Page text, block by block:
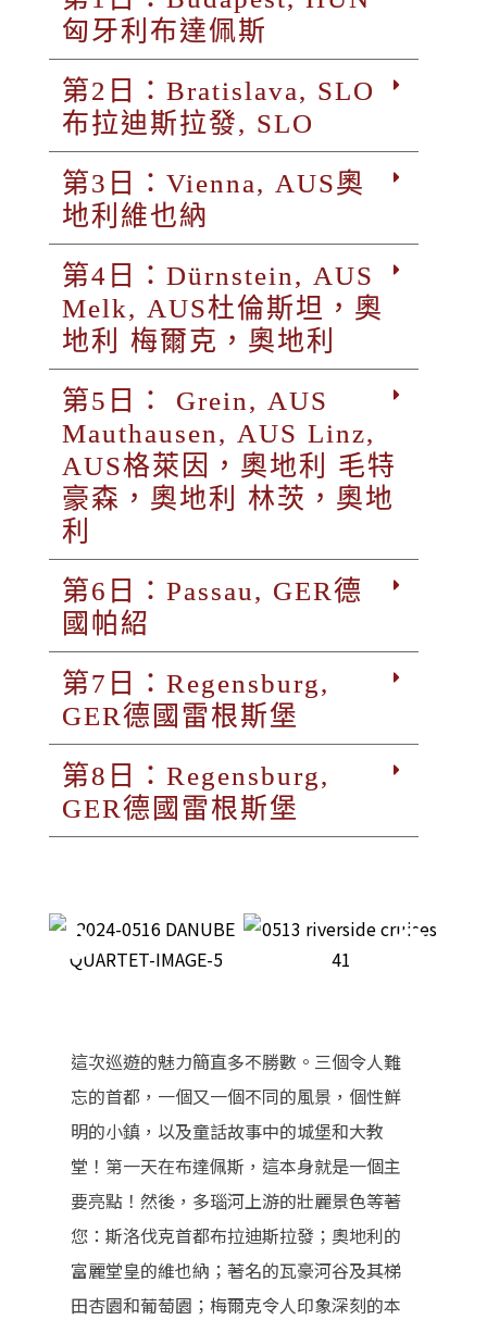
匈牙利布達佩斯
第2日：Bratislava, SLO
布拉迪斯拉發, SLO
第3日：Vienna, AUS奧
地利維也納
第4日：Dürnstein, AUS
Melk, AUS杜倫斯坦，奧
地利 梅爾克，奧地利
第5日： Grein, AUS
Mauthausen, AUS Linz,
AUS格萊因，奧地利 毛特
豪森，奧地利 林茨，奧地
利
第6日：Passau, GER德
國帕紹
第7日：Regensburg,
GER德國雷根斯堡
第8日：Regensburg,
GER德國雷根斯堡
這次巡遊的魅力簡直多不勝數。三個令人難
忘的首都，一個又一個不同的風景，個性鮮
明的小鎮，以及童話故事中的城堡和大教
堂！第一天在布達佩斯，這本身就是一個主
要亮點！然後，多瑙河上游的壯麗景色等著
您：斯洛伐克首都布拉迪斯拉發；奧地利的
富麗堂皇的維也納；著名的瓦豪河谷及其梯
田杏園和葡萄園；梅爾克令人印象深刻的本